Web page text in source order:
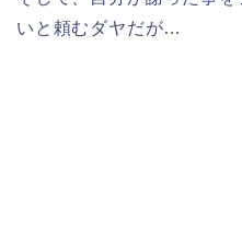
いと頼むダヤだが…